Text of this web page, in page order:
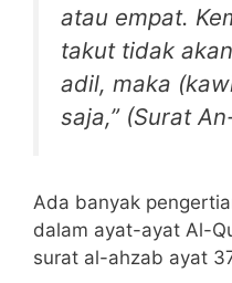
atau empat.
takut tidak
adil, maka
saja,” (Surat
Ada banyak
dalam ayat-ayat Al-
surat al-ahzab ayat